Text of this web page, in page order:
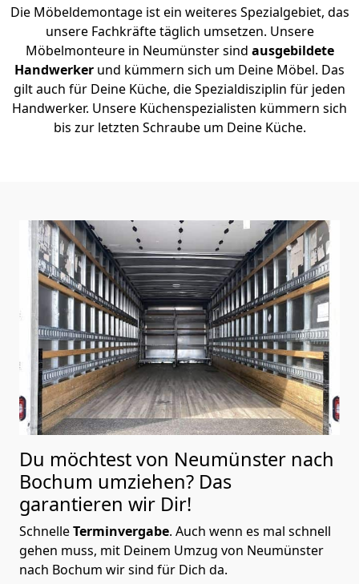
Die Möbeldemontage ist ein weiteres Spezialgebiet, das
unsere Fachkräfte täglich umsetzen. Unsere
Möbelmonteure in Neumünster sind ausgebildete
Handwerker und kümmern sich um Deine Möbel. Das
gilt auch für Deine Küche, die Spezialdisziplin für jeden
Handwerker. Unsere Küchenspezialisten kümmern sich
bis zur letzten Schraube um Deine Küche.
Du möchtest von Neumünster nach
Bochum umziehen? Das
garantieren wir Dir!
SchnelleTerminvergabe. Auch wenn es mal schnell
gehen muss, mit Deinem Umzug von Neumünster
nach Bochum wir sind für Dich da.